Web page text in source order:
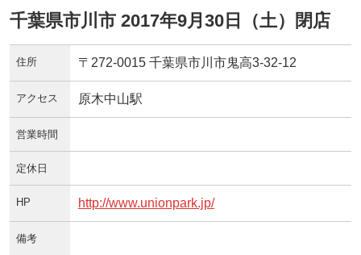
千葉県市川市 2017年9月30日（土）閉店
住所 〒272-0015 千葉県市川市鬼高3-32-12
アクセス 原木中山駅
営業時間
定休日
HP http://www.unionpark.jp/
備考